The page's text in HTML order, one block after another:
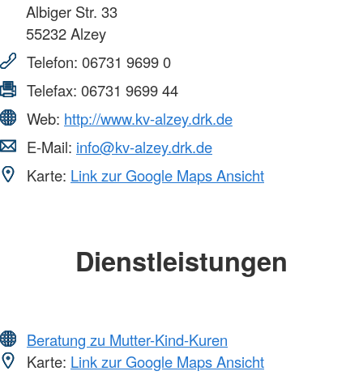
Albiger Str. 33
55232Alzey
Telefon: 06731 9699 0
Telefax: 06731 9699 44
Web: http://www.kv-alzey.drk.de
E-Mail: info@kv-alzey.drk.de
Karte: Link zur Google Maps Ansicht
Dienstleistungen
Beratung zu Mutter-Kind-Kuren
Karte: Link zur Google Maps Ansicht